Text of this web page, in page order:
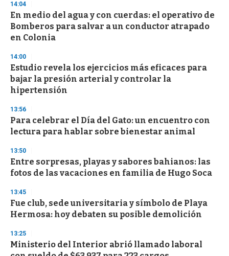
d
s
o
f
3
s
e
c
o
n
14:04
En medio del agua y con cuerdas: el operativo de
Bomberos para salvar a un conductor atrapado
en Colonia
14:00
Estudio revela los ejercicios más eficaces para
bajar la presión arterial y controlar la
hipertensión
13:56
Para celebrar el Día del Gato: un encuentro con
lectura para hablar sobre bienestar animal
13:50
Entre sorpresas, playas y sabores bahianos: las
fotos de las vacaciones en familia de Hugo Soca
13:45
Fue club, sede universitaria y símbolo de Playa
Hermosa: hoy debaten su posible demolición
13:25
Ministerio del Interior abrió llamado laboral